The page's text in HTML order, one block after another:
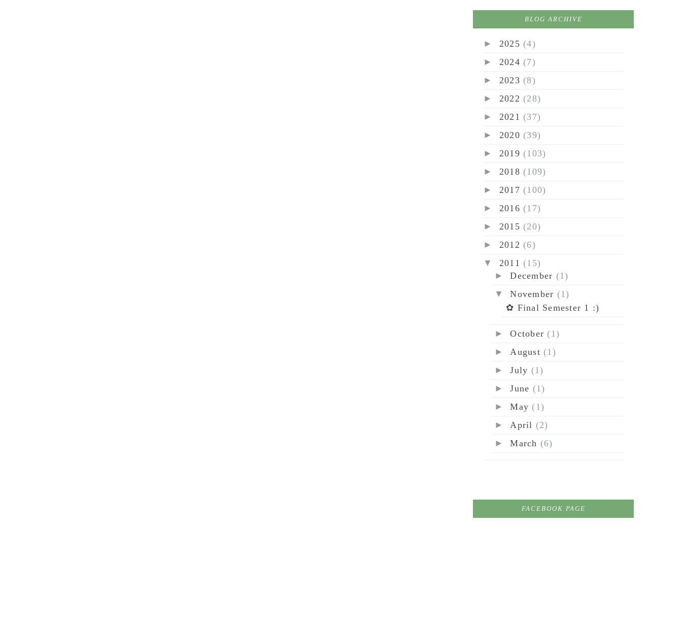
BLOG ARCHIVE
► 2025 (4)
► 2024 (7)
► 2023 (8)
► 2022 (28)
► 2021 (37)
► 2020 (39)
► 2019 (103)
► 2018 (109)
► 2017 (100)
► 2016 (17)
► 2015 (20)
► 2012 (6)
▼ 2011 (15)
►December (1)
▼November (1)
✿ Final Semester 1 :)
►October (1)
► August (1)
►July (1)
►June (1)
►May (1)
► April (2)
►March (6)
FACEBOOK PAGE